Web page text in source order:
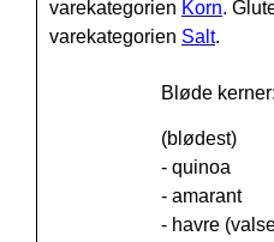
varekategorien Korn.
varekategorien Salt.
Bløde kerner:
(blødest)
- quinoa
- amarant
- havre